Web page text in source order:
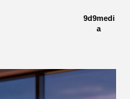
9d9medi
a